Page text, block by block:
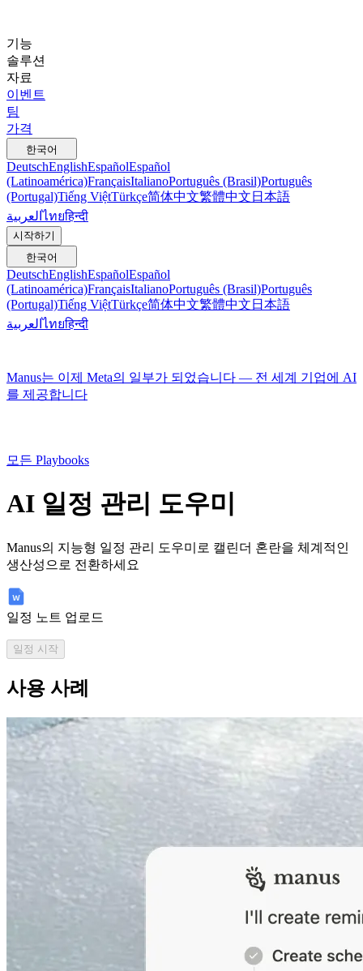
기능
솔루션
자료
이벤트
팀
가격
한국어
DeutschEnglishEspañolEspañol
(Latinoamérica)FrançaisItalianoPortuguês (Brasil)Português
(Portugal)Tiếng ViệtTürkçe简体中文繁體中文 日本語
العربيةไทยहिन्दी
시작하기
한국어
DeutschEnglishEspañolEspañol
(Latinoamérica)FrançaisItalianoPortuguês (Brasil)Português
(Portugal)Tiếng ViệtTürkçe简体中文繁體中文 日本語
العربيةไทยहिन्दी
Manus는 이제 Meta의 일부가 되었습니다 — 전 세계 기업에 AI
를 제공합니다
모든 Playbooks
AI 일정 관리 도우미
Manus의 지능형 일정 관리 도우미로 캘린더 혼란을 체계적인
생산성으로 전환하세요
일정 노트 업로드
일정 시작
사용 사례